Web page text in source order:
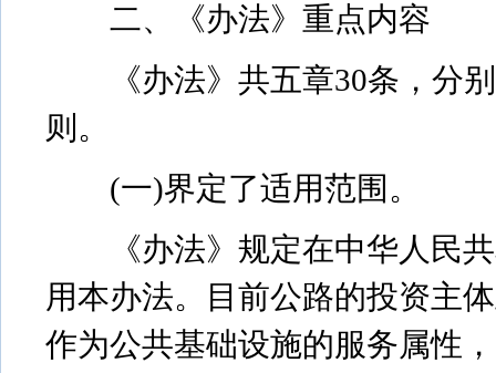
二、《办法》重点内容
《办法》共五章30条，分别
则。
(一)界定了适用范围。
《办法》规定在中华人民共
用本办法。目前公路的投资主
作为公共基础设施的服务属性